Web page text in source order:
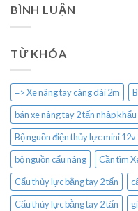
BÌNH LUẬN
TỪ KHÓA
=> Xe nâng tay càng dài 2m
bán xe nâng tay 2 tấn nhập khẩu
Bộ nguồn điện thủy lực mini
bộ nguồn cẩu nâng
Cần tìm
Cẩu thủy lực bằng tay 2 tấn
Cẩu thủy lực bằng tay 2 tấn